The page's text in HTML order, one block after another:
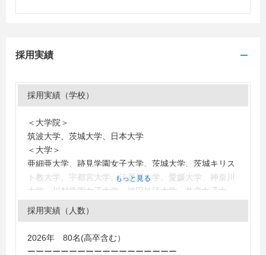
採用実績
採用実績（学校）
＜大学院＞
筑波大学、茨城大学、日本大学
＜大学＞
亜細亜大学、跡見学園女子大学、茨城大学、茨城キリス
ト教大学、宇都宮大学、江戸川大学、愛媛大学、神奈川
大学、川村学園女子大学、神田外語大学、共立女子大
学、敬愛大学、國學院大學、国士舘大学、駒澤大学、駒
沢女子大学、埼玉大学、十文字学園女子大学、順天堂大
学、城西大学、城西国際大学、上智大学、上武大学、昭
和女子大学、駿河台大学、専修大学、創価大学、大正大
もっと見る
採用実績（人数）
2026年 80名(高卒含む）
ーーーーーーーーーーーーーーーーーー